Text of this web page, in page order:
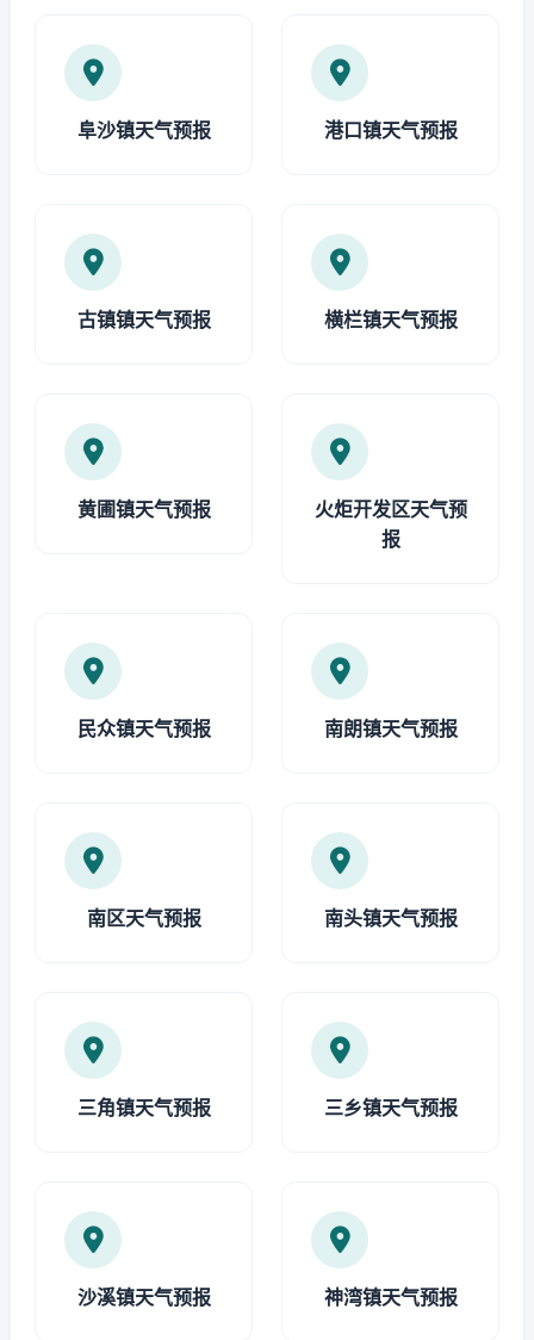
阜沙镇天气预报 港口镇天气预报
古镇镇天气预报 横栏镇天气预报
黄圃镇天气预报
火炬开发区天气预
报
民众镇天气预报 南朗镇天气预报
南区天气预报 南头镇天气预报
三角镇天气预报 三乡镇天气预报
沙溪镇天气预报 神湾镇天气预报